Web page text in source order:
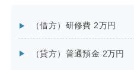
（借方）研修費 2万円
（貸方）普通預金 2万円